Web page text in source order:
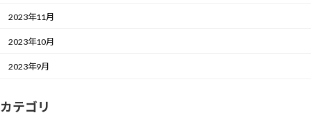
2023年11月
2023年10月
2023年9月
カテゴリ